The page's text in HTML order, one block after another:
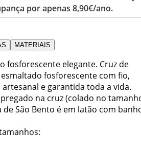
por apenas 8,90€/ano.
MATERIAIS
fosforescente elegante. Cruz de
fosforescente com fio,
e garantida toda a vida.
na cruz (colado no
São Bento é em latão com